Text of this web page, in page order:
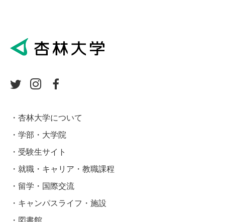
杏林大学について
学部・大学院
受験生サイト
就職・キャリア・教職課程
留学・国際交流
キャンパスライフ・施設
図書館